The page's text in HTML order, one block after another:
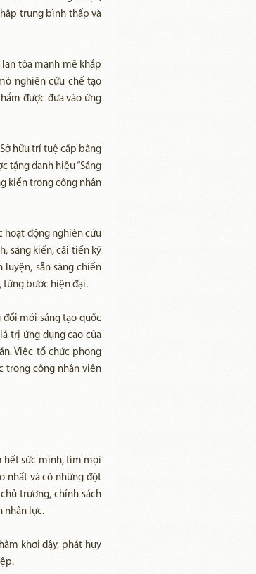
trung bình thấp và
tỏa mạnh mẽ khắp
nghiên cứu chế tạo
được đưa vào ứng
hữu trí tuệ cấp bằng
tặng danh hiệu “Sáng
kiến trong công nhân
hoạt động nghiên cứu
sáng kiến, cải tiến kỹ
sẵn sàng chiến
từng bước hiện đại.
đổi mới sáng tạo quốc
trị ứng dụng cao của
Việc tổ chức phong
trong công nhân viên
hết sức mình, tìm mọi
nhất và có những đột
trương, chính sách
nhân lực.
khơi dậy, phát huy